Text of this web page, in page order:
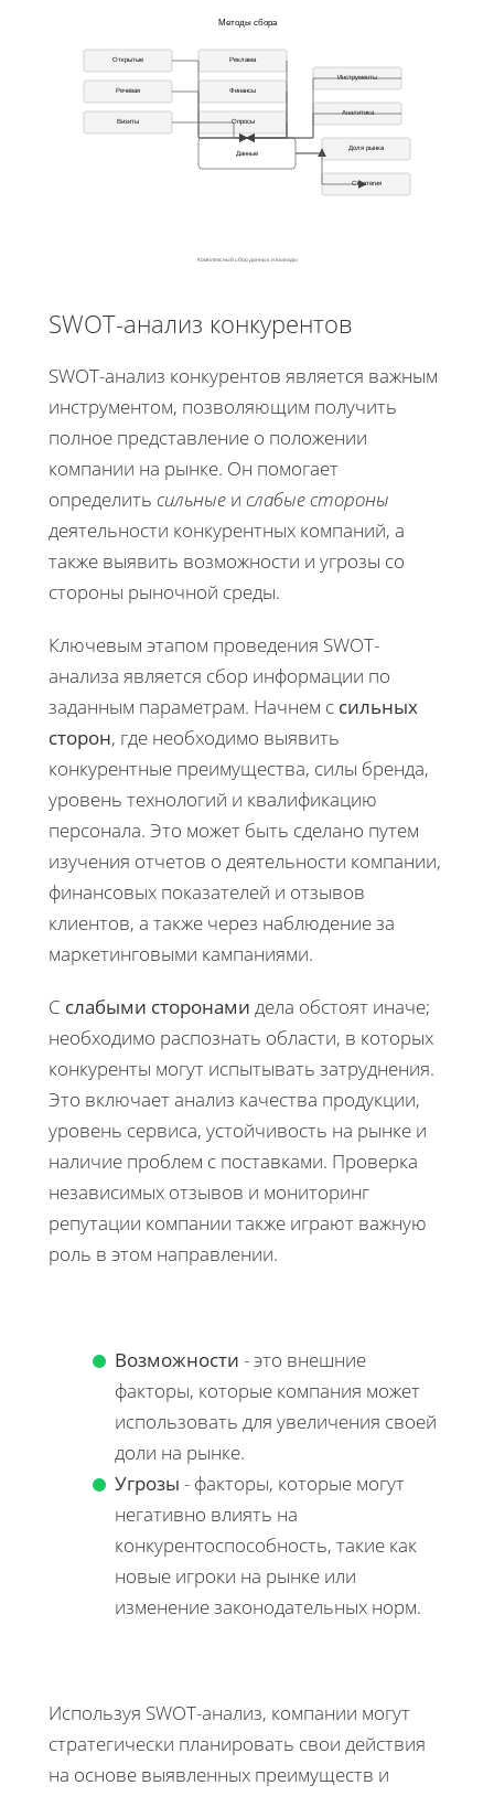
Методы сбора
Открытые
Речевая
Визиты
Реклама
Финансы
Опросы
Инструменты
Аналитика
Данные Доля рынка
Стратегия
Комплексный сбор данных и выводы
SWOT-анализ конкурентов
SWOT-анализ конкурентов является важным
инструментом, позволяющим получить
полное представление о положении
компании на рынке. Он помогает
определить сильные и слабые стороны
деятельности конкурентных компаний, а
также выявить возможности и угрозы со
стороны рыночной среды.
Ключевым этапом проведения SWOT-
анализа является сбор информации по
заданным параметрам. Начнем с сильных
сторон, где необходимо выявить
конкурентные преимущества, силы бренда,
уровень технологий и квалификацию
персонала. Это может быть сделано путем
изучения отчетов о деятельности компании,
финансовых показателей и отзывов
клиентов, а также через наблюдение за
маркетинговыми кампаниями.
С слабыми сторонами дела обстоят иначе;
необходимо распознать области, в которых
конкуренты могут испытывать затруднения.
Это включает анализ качества продукции,
уровень сервиса, устойчивость на рынке и
наличие проблем с поставками. Проверка
независимых отзывов и мониторинг
репутации компании также играют важную
роль в этом направлении.
Возможности - это внешние
факторы, которые компания может
использовать для увеличения своей
доли на рынке.
Угрозы - факторы, которые могут
негативно влиять на
конкурентоспособность, такие как
новые игроки на рынке или
изменение законодательных норм.
Используя SWOT-анализ, компании могут
стратегически планировать свои действия
на основе выявленных преимуществ и